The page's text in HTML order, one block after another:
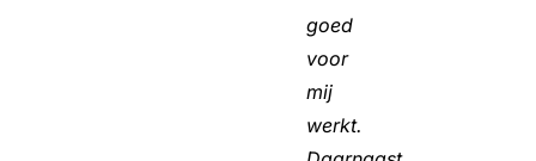
goed
voor
mij
werkt.